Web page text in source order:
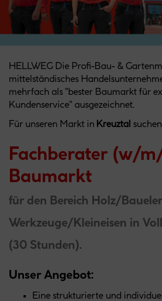
HELLWEG Die Profi-Bau- &
mittelständisches
mehrfach als "bester Baumarkt für
Kundenservice" ausgezeichnet.
Für unseren Markt in Kreuztal
Fachberater (w/
Baumarkt
für den Bereich Holz/
Werkzeuge/Kleineisen in
(30 Stunden).
Unser Angebot:
Eine strukturierte und